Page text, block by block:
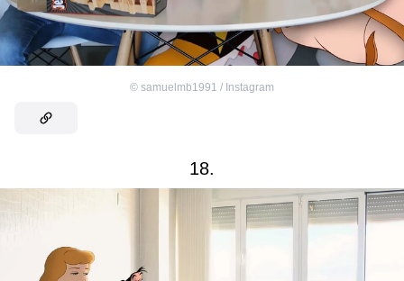
© samuelmb1991 / Instagram
18.